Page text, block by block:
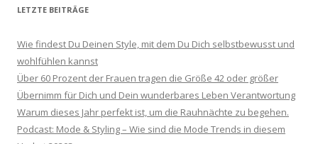
LETZTE BEITRÄGE
Wie findest Du Deinen Style, mit dem Du Dich selbstbewusst und
wohlfühlen kannst
Über 60 Prozent der Frauen tragen die Größe 42 oder größer
Übernimm für Dich und Dein wunderbares Leben Verantwortung
Warum dieses Jahr perfekt ist, um die Rauhnächte zu begehen.
Podcast: Mode & Styling – Wie sind die Mode Trends in diesem